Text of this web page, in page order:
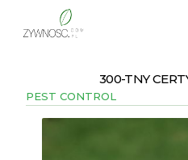
300-TNY
PEST CONTROL